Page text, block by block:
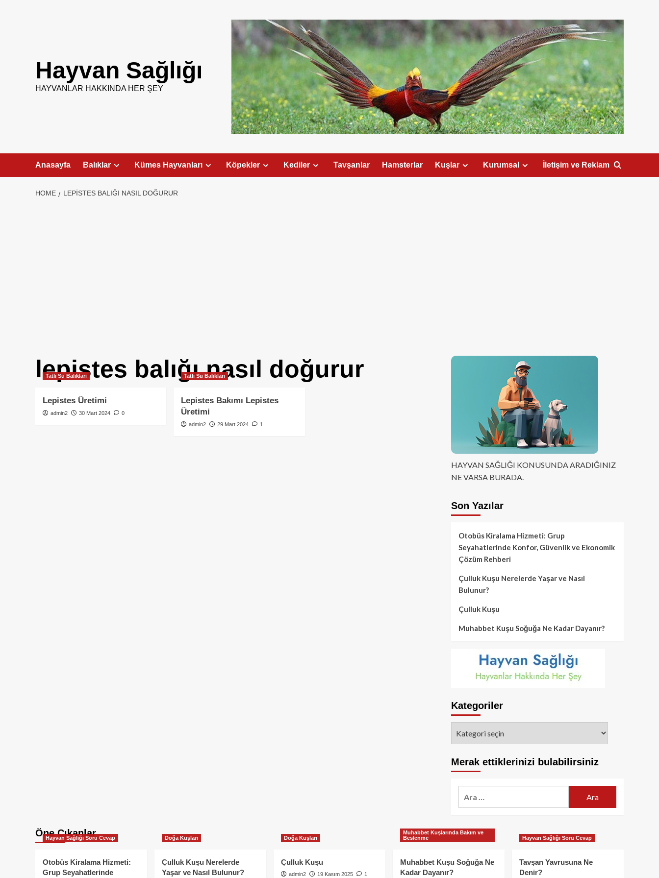
Hayvan Sağlığı
HAYVANLAR HAKKINDA HER ŞEY
Anasayfa Balıklar Kümes Hayvanları Köpekler Kediler Tavşanlar Hamsterlar Kuşlar Kurumsal İletişim ve Reklam
HOME LEPISTES BALIĞI NASIL DOĞURUR
lepistes balığı nasıl doğurur
Tatlı Su Balıkları
Lepistes Üretimi
admin2 30 Mart 2024 0
Tatlı Su Balıkları
Lepistes Bakımı Lepistes
Üretimi
admin2 29 Mart 2024 1
HAYVAN SAĞLIĞI KONUSUNDA ARADIĞINIZ
NE VARSA BURADA.
Son Yazılar
Otobüs Kiralama Hizmeti: Grup
Seyahatlerinde Konfor, Güvenlik ve Ekonomik
Çözüm Rehberi
Çulluk Kuşu Nerelerde Yaşar ve Nasıl
Bulunur?
Çulluk Kuşu
Muhabbet Kuşu Soğuğa Ne Kadar Dayanır?
Kategoriler
Merak ettiklerinizi bulabilirsiniz
Öne Çıkanlar
Hayvan Sağlığı Soru Cevap
Otobüs Kiralama Hizmeti:
Grup Seyahatlerinde
Doğa Kuşları
Çulluk Kuşu Nerelerde
Yaşar ve Nasıl Bulunur?
Doğa Kuşları
Çulluk Kuşu
admin2 19 Kasım 2025 1
Muhabbet Kuşlarında Bakım ve
Beslenme
Muhabbet Kuşu Soğuğa Ne
Kadar Dayanır?
Hayvan Sağlığı Soru Cevap
Tavşan Yavrusuna Ne
Denir?